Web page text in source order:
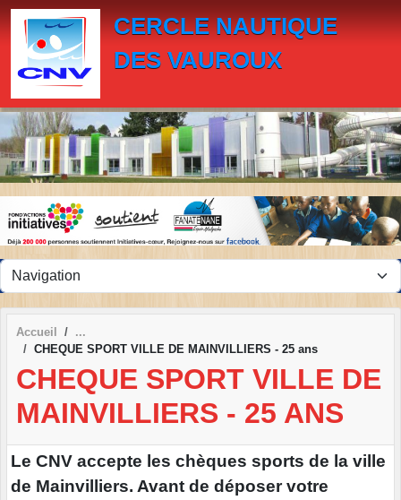
CERCLE NAUTIQUE
DES VAUROUX
Accueil
CHEQUE SPORT VILLE DE MAINVILLIERS - 25 ans
CHEQUE SPORT VILLE DE
MAINVILLIERS - 25 ANS
Le CNV accepte les chèques sports de la ville
de Mainvilliers. Avant de déposer votre
Panneau de gestion des cookies